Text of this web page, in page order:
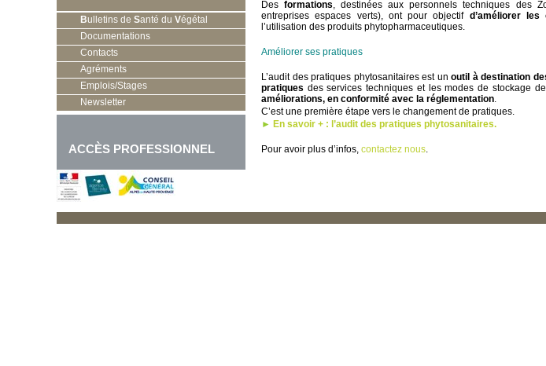
Bulletins de Santé du Végétal
Documentations
Contacts
Agréments
Emplois/Stages
Newsletter
ACCÈS PROFESSIONNEL
Desformations, destinées aux personnels techniques des
entreprises espaces verts), ont pour objectif d’améliorer
l’utilisation des produits phytopharmaceutiques.
Améliorer ses pratiques
L’audit des pratiques phytosanitaires est un outil à destination
pratiques des services techniques et les modes de stockage
améliorations, en conformité avec la réglementation.
C’est une première étape vers le changement de pratiques.
► En savoir + : l’audit des pratiques phytosanitaires.
Pour avoir plus d’infos, contactez nous.